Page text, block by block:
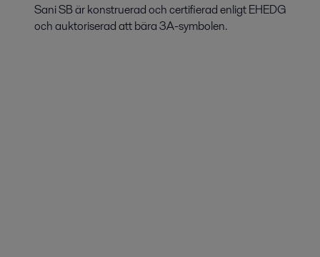
Sani SB är konstruerad och certifierad enligt EHEDG
och auktoriserad att bära 3A-symbolen.